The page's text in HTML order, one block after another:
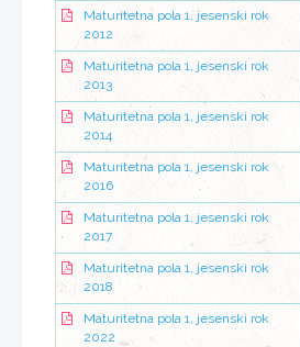
Maturitetna pola 1, jesenski rok
2012
Maturitetna pola 1, jesenski rok
2013
Maturitetna pola 1, jesenski rok
2014
Maturitetna pola 1, jesenski rok
2016
Maturitetna pola 1, jesenski rok
2017
Maturitetna pola 1, jesenski rok
2018
Maturitetna pola 1, jesenski rok
2022